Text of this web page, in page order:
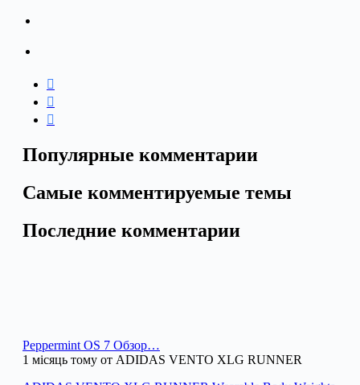
Популярные комментарии
Самые комментируемые темы
Последние комментарии
Peppermint OS 7 Обзор…
1 місяць тому от ADIDAS VENTO XLG RUNNER